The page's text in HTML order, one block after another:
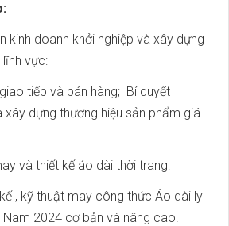
kinh doanh khởi nghiệp và xây dựng
vực:
tiếp và bán hàng; Bí quyết
xây dựng thương hiệu sản phẩm giá
và thiết kế áo dài thời trang:
, kỹ thuật may công thức Áo dài ly
2024 cơ bản và nâng cao.